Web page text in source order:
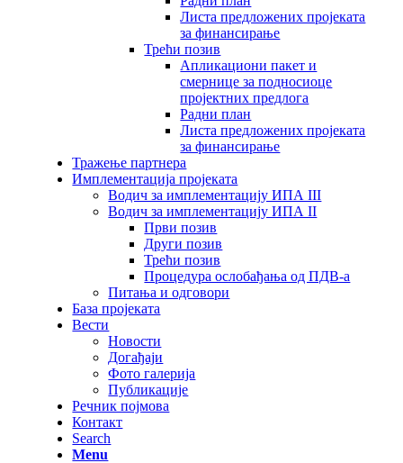
Листа предложених пројеката
за финансирање
Трећи позив
Апликациони пакет и
смернице за подносиоце
пројектних предлога
Радни план
Листа предложених пројеката
за финансирање
Тражење партнера
Имплементација пројеката
Водич за имплементацију ИПА III
Водич за имплементацију ИПА II
Први позив
Други позив
Трећи позив
Процедура ослобађања од ПДВ-а
Питања и одговори
База пројеката
Вести
Новости
Догађаји
Фото галерија
Публикације
Речник појмова
Контакт
Search
Menu